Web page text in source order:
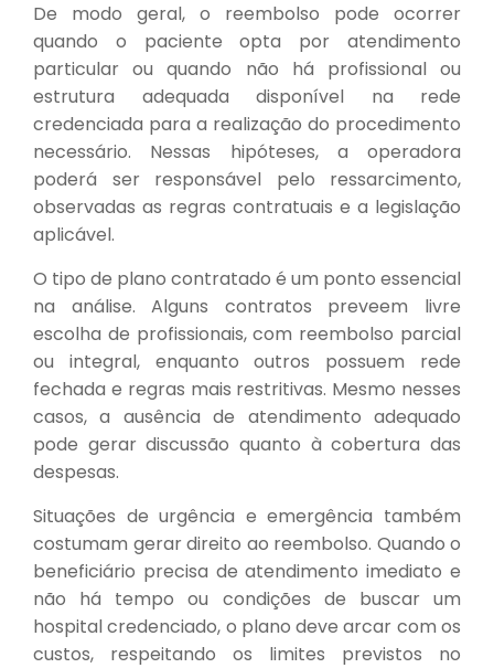
De modo geral, o reembolso pode ocorrer
quando o paciente opta por atendimento
particular ou quando não há profissional ou
estrutura adequada disponível na rede
credenciada para a realização do procedimento
necessário. Nessas hipóteses, a operadora
poderá ser responsável pelo ressarcimento,
observadas as regras contratuais e a legislação
aplicável.
O tipo de plano contratado é um ponto essencial
na análise. Alguns contratos preveem livre
escolha de profissionais, com reembolso parcial
ou integral, enquanto outros possuem rede
fechada e regras mais restritivas. Mesmo nesses
casos, a ausência de atendimento adequado
pode gerar discussão quanto à cobertura das
despesas.
Situações de urgência e emergência também
costumam gerar direito ao reembolso. Quando o
beneficiário precisa de atendimento imediato e
não há tempo ou condições de buscar um
hospital credenciado, o plano deve arcar com os
custos, respeitando os limites previstos no